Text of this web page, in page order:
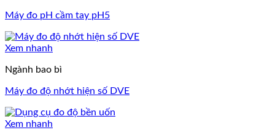
Máy đo pH cầm tay pH5
Xem nhanh
Ngành bao bì
Máy đo độ nhớt hiện số DVE
Xem nhanh